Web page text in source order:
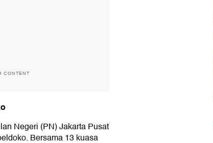
CONTENT
Negeri (PN) Jakarta Pusat
Bersama 13 kuasa